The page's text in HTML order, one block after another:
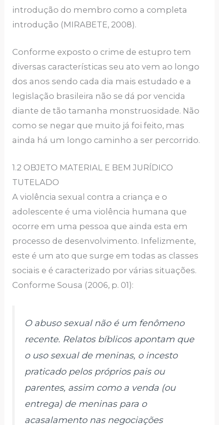
introdução do membro como a completa
introdução (MIRABETE, 2008).
Conforme exposto o crime de estupro tem
diversas características seu ato vem ao longo
dos anos sendo cada dia mais estudado e a
legislação brasileira não se dá por vencida
diante de tão tamanha monstruosidade. Não
como se negar que muito já foi feito, mas
ainda há um longo caminho a ser percorrido.
1.2 OBJETO MATERIAL E BEM JURÍDICO
TUTELADO
A violência sexual contra a criança e o
adolescente é uma violência humana que
ocorre em uma pessoa que ainda esta em
processo de desenvolvimento. Infelizmente,
este é um ato que surge em todas as classes
sociais e é caracterizado por várias situações.
Conforme Sousa (2006, p. 01):
O abuso sexual não é um fenômeno
recente. Relatos bíblicos apontam que
o uso sexual de meninas, o incesto
praticado pelos próprios pais ou
parentes, assim como a venda (ou
entrega) de meninas para o
acasalamento nas negociações